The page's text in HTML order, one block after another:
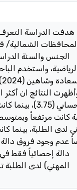
هدفت الدراسة
الشمالية/
واستخدم
لدى الطلبة، بينما
عدم وجود فروق
دالة إحصائياً فقط
المهني) لدى الطلبة